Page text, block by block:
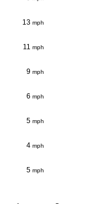
13 mph
11 mph
9 mph
6 mph
5 mph
4 mph
5 mph